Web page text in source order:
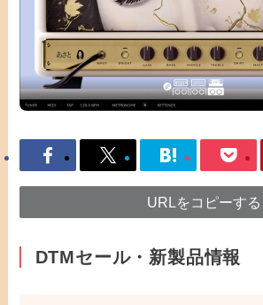
URLをコピーする
DTMセール・新製品情報